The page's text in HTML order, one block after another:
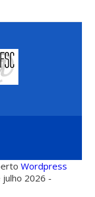
Wordpress
julho 2026 -